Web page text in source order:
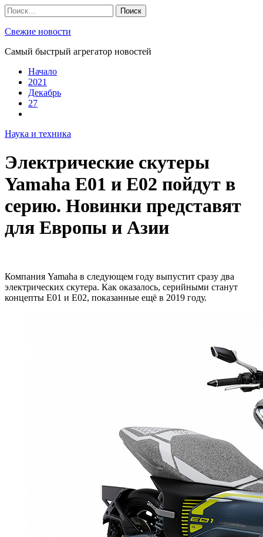
Skip
to
content
Найти:
Свежие новости
Самый быстрый агрегатор новостей
Начало
2021
Декабрь
27
Наука и техника
Электрические скутеры
Yamaha E01 и E02 пойдут в
серию. Новинки представят
для Европы и Азии
Компания Yamaha в следующем году выпустит сразу два
электрических скутера. Как оказалось, серийными станут
концепты E01 и E02, показанные ещё в 2019 году.